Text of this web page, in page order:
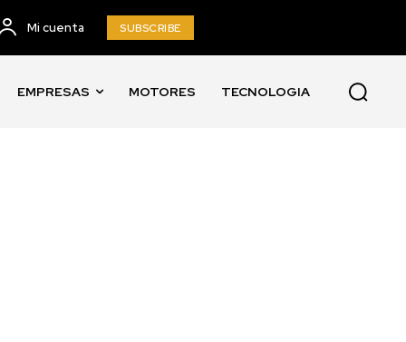
Mi cuenta SUBSCRIBE
EMPRESAS MOTORES TECNOLOGIA